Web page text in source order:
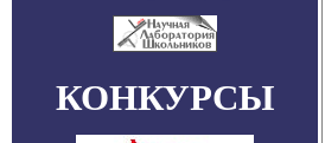
КОНКУРСЫ